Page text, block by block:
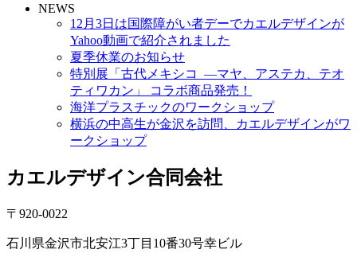
NEWS
12月3日は国際障がい者デーでカエルデザインが
Yahoo動画で紹介されました
夏季休業のお知らせ
特別展「古代メキシコ ―マヤ、アステカ、テオ
ティワカン」 コラボ商品発売！
海洋プラスチックのワークショップ
横浜の中高生が金沢を訪問、カエルデザインがワ
ークショップ
カエルデザイン合同会社
〒920-0022
石川県金沢市北安江3丁目10番30号幸ビル